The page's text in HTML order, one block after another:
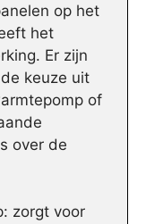
op het
het
Er zijn
keuze uit
of
over de
zorgt voor